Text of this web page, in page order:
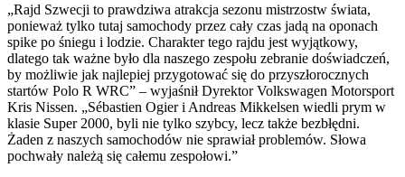
„Rajd Szwecji to prawdziwa atrakcja sezonu mistrzostw świata,
ponieważ tylko tutaj samochody przez cały czas jadą na oponach
spike po śniegu i lodzie. Charakter tego rajdu jest wyjątkowy,
dlatego tak ważne było dla naszego zespołu zebranie doświadczeń,
by możliwie jak najlepiej przygotować się do przyszłorocznych
startów Polo R WRC” – wyjaśnił Dyrektor Volkswagen Motorsport
Kris Nissen. „Sébastien Ogier i Andreas Mikkelsen wiedli prym w
klasie Super 2000, byli nie tylko szybcy, lecz także bezbłędni.
Żaden z naszych samochodów nie sprawiał problemów. Słowa
pochwały należą się całemu zespołowi.”